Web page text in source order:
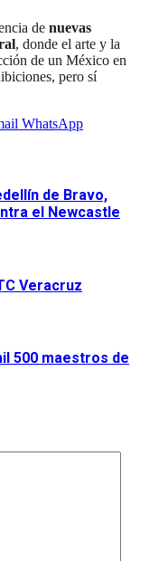
de nuevas
, donde el arte y la
de un México en
pero sí
WhatsApp
de Bravo,
el Newcastle
Veracruz
500 maestros de